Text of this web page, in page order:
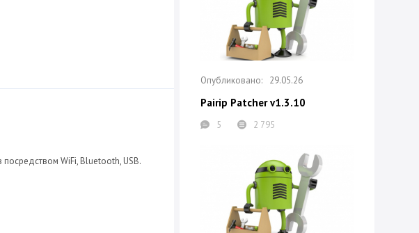
WiFi, Bluetooth, USB.
29.05.26
Pairip Patcher v1.3.10
5 2 795